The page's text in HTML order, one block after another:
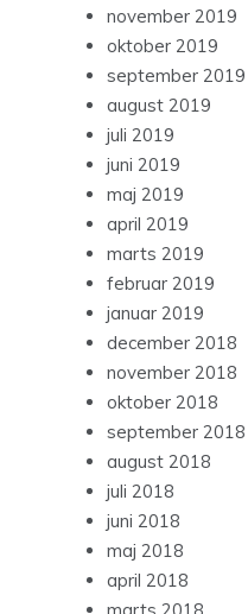
november 2019
oktober 2019
september 2019
august 2019
juli 2019
juni 2019
maj 2019
april 2019
marts 2019
februar 2019
januar 2019
december 2018
november 2018
oktober 2018
september 2018
august 2018
juli 2018
juni 2018
maj 2018
april 2018